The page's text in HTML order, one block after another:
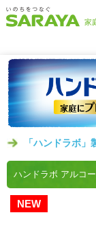
「ハンドラボ
ハンドラボ アルコ
NEW